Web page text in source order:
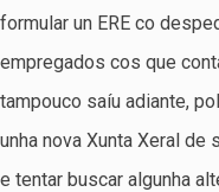
formular un ERE co
empregados cos que
tampouco saíu adiante,
unha nova Xunta Xeral
e tentar buscar algunha